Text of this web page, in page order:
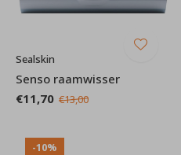
Sealskin
Senso raamwisser
€11,70 €13,00
-10%